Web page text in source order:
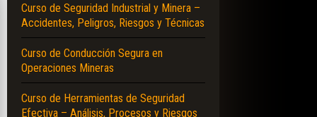
Curso de Seguridad Industrial y Minera –
Accidentes, Peligros, Riesgos y Técnicas
Curso de Conducción Segura en
Operaciones Mineras
Curso de Herramientas de Seguridad
Efectiva – Análisis, Procesos y Riesgos